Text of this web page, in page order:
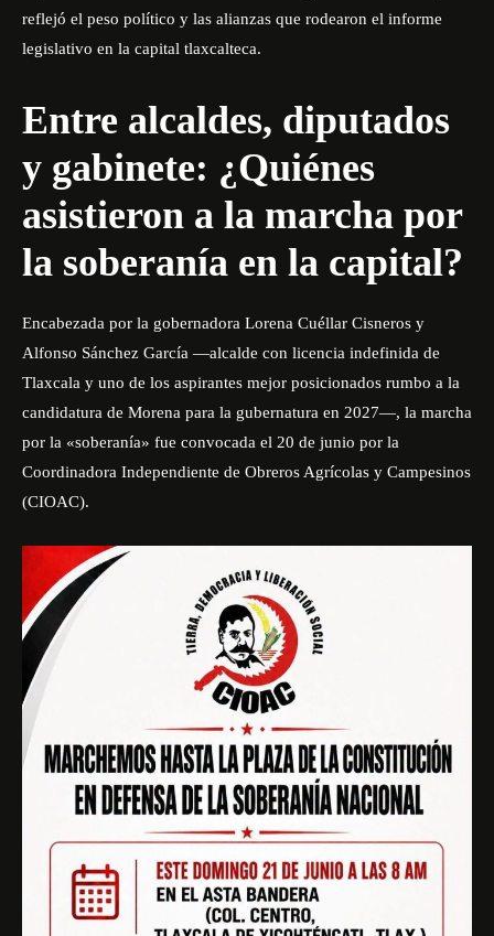
reflejó el peso político y las alianzas que rodearon el informe
legislativo en la capital tlaxcalteca.
Entre alcaldes, diputados
y gabinete: ¿Quiénes
asistieron a la marcha por
la soberanía en la capital?
Encabezada por la gobernadora Lorena Cuéllar Cisneros y
Alfonso Sánchez García —alcalde con licencia indefinida de
Tlaxcala y uno de los aspirantes mejor posicionados rumbo a la
candidatura de Morena para la gubernatura en 2027—, la marcha
por la «soberanía» fue convocada el 20 de junio por la
Coordinadora Independiente de Obreros Agrícolas y Campesinos
(CIOAC).